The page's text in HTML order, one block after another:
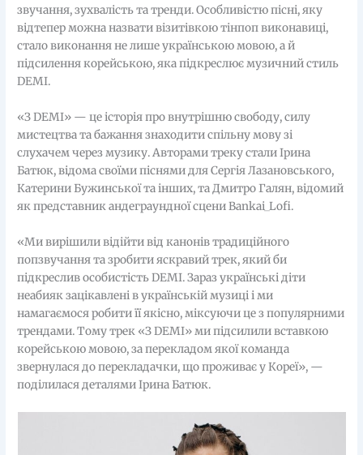
звучання, зухвалість та тренди. Особливістю пісні, яку
відтепер можна назвати візитівкою тінпоп виконавиці,
стало виконання не лише українською мовою, а й
підсилення корейською, яка підкреслює музичний стиль
DEMI.
«З DEMI» — це історія про внутрішню свободу, силу
мистецтва та бажання знаходити спільну мову зі
слухачем через музику. Авторами треку стали Ірина
Батюк, відома своїми піснями для Сергія Лазановського,
Катерини Бужинської та інших, та Дмитро Галян, відомий
як представник андеграундної сцени Bankai_Lofi.
«Ми вирішили відійти від канонів традиційного
попзвучання та зробити яскравий трек, який би
підкреслив особистість DEMI. Зараз українські діти
неабияк зацікавлені в українській музиці і ми
намагаємося робити її якісно, міксуючи це з популярними
трендами. Тому трек «З DEMI» ми підсилили вставкою
корейською мовою, за перекладом якої команда
звернулася до перекладачки, що проживає у Кореї», —
поділилася деталями Ірина Батюк.